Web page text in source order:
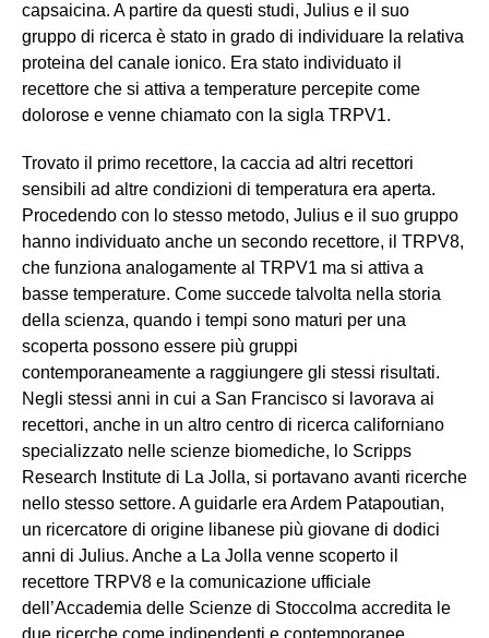
capsaicina. A partire da questi studi, Julius e il suo
gruppo di ricerca è stato in grado di individuare la relativa
proteina del canale ionico. Era stato individuato il
recettore che si attiva a temperature percepite come
dolorose e venne chiamato con la sigla TRPV1.
Trovato il primo recettore, la caccia ad altri recettori
sensibili ad altre condizioni di temperatura era aperta.
Procedendo con lo stesso metodo, Julius e il suo gruppo
hanno individuato anche un secondo recettore, il TRPV8,
che funziona analogamente al TRPV1 ma si attiva a
basse temperature. Come succede talvolta nella storia
della scienza, quando i tempi sono maturi per una
scoperta possono essere più gruppi
contemporaneamente a raggiungere gli stessi risultati.
Negli stessi anni in cui a San Francisco si lavorava ai
recettori, anche in un altro centro di ricerca californiano
specializzato nelle scienze biomediche, lo Scripps
Research Institute di La Jolla, si portavano avanti ricerche
nello stesso settore. A guidarle era Ardem Patapoutian,
un ricercatore di origine libanese più giovane di dodici
anni di Julius. Anche a La Jolla venne scoperto il
recettore TRPV8 e la comunicazione ufficiale
dell’Accademia delle Scienze di Stoccolma accredita le